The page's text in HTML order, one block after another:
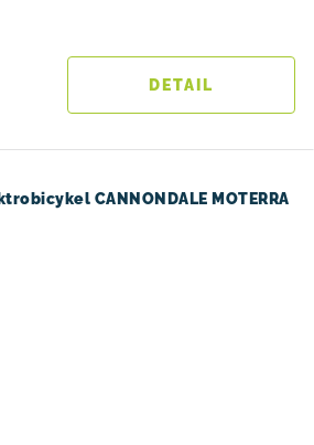
DETAIL
CANNONDALE MOTERRA